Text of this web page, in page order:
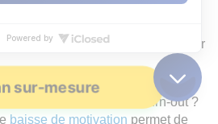
Vous n’êtes donc pas obligé
contre, vous avez besoin de
pas intrinsèquement important pour
rapidement un burn-out ?
baisse de motivation permet de
sur-mesure